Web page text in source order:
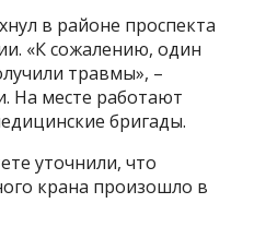
в районе проспекта
«К сожалению, один
травмы», –
На месте работают
бригады.
уточнили, что
крана произошло в